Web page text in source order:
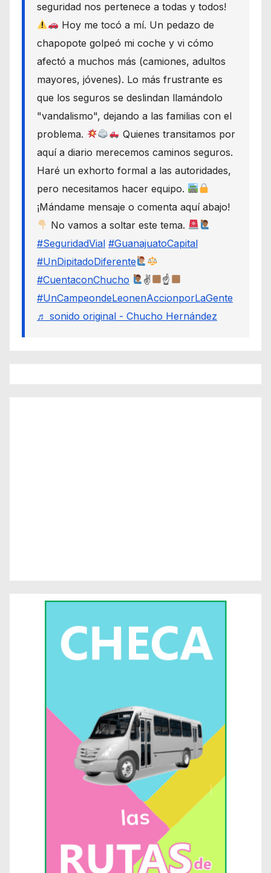
seguridad nos pertenece a todas y todos!
Hoy me tocó a mí. Un pedazo de
chapopote golpeó mi coche y vi cómo
afectó a muchos más (camiones, adultos
mayores, jóvenes). Lo más frustrante es
que los seguros se deslindan llamándolo
"vandalismo", dejando a las familias con el
problema.
Quienes transitamos por
aquí a diario merecemos caminos seguros.
Haré un exhorto formal a las autoridades,
pero necesitamos hacer equipo.
¡Mándame mensaje o comenta aquí abajo!
No vamos a soltar este tema.
#SeguridadVial #GuanajuatoCapital
#UnDipitadoDiferente
#CuentaconChucho
✌
☝
#UnCampeondeLeonenAccionporLaGente
♬ sonido original - Chucho Hernández